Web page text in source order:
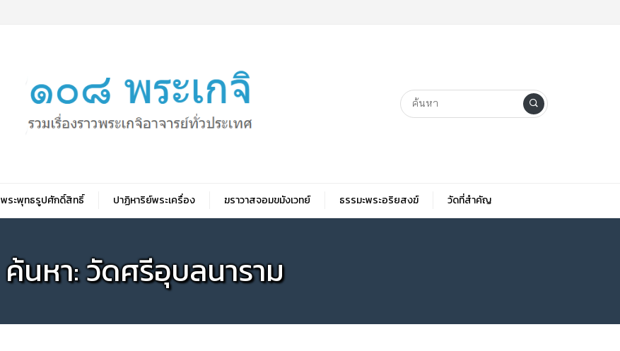
พระพุทธรูปศักดิ์สิทธิ์ ปาฏิหาริย์พระเครื่อง ฆราวาสจอมขมังเวทย์ ธรรมะพระอริยสงฆ์ วัดที่สําคัญ
ค้นหา: วัดศรีอุบลนาราม